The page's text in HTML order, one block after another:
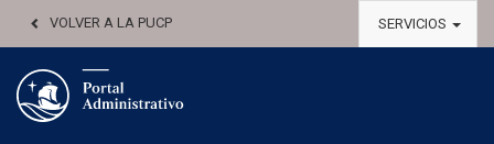
VOLVER A LA PUCP SERVICIOS